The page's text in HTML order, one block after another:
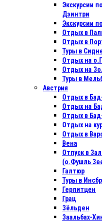
Экскурсии
Дэинтри
Экскурсии
Отдых в
Отдых в
Туры в
Отдых на
Отдых на
Туры в
Австрия
Отдых в
Отдых на
Отдых в
Отдых на
Отдых в
Вена
Отпуск в
(о.Фушль
Галтюр
Туры в
Герлитцен
Грац
Зёльден
Заальбах-